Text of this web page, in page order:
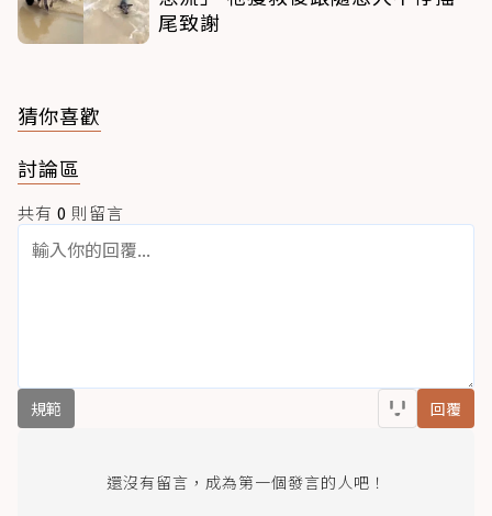
尾致謝
猜你喜歡
討論區
共有 0 則留言
規範 回覆
還沒有留言，成為第一個發言的人吧！